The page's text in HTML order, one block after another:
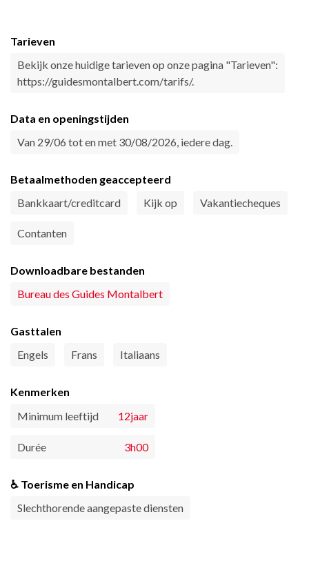
Tarieven
Bekijk onze huidige tarieven op onze pagina "Tarieven":
https://guidesmontalbert.com/tarifs/.
Data en openingstijden
Van 29/06 tot en met 30/08/2026, iedere dag.
Betaalmethoden geaccepteerd
Bankkaart/creditcard
Kijk op Vakantiecheques
Contanten
Downloadbare bestanden
Bureau des Guides Montalbert
Gasttalen
Engels
Frans Italiaans
Kenmerken
Minimum leeftijd
12jaar
Durée 3h00
♿ Toerisme en Handicap
Slechthorende aangepaste diensten